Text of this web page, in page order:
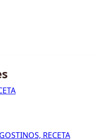
RECETA